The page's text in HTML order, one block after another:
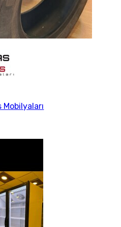
Mobilyaları